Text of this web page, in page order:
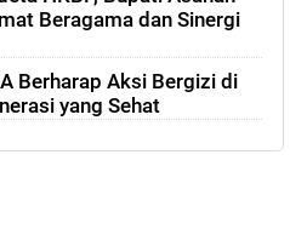
Beragama dan Sinergi
Berharap Aksi Bergizi di
yang Sehat